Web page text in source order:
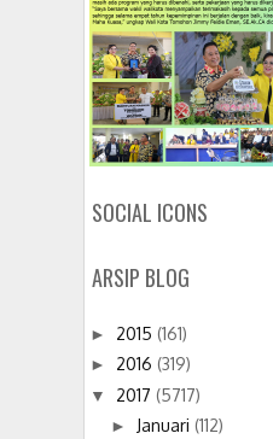
SOCIAL ICONS
ARSIP BLOG
► 2015 (161)
► 2016 (319)
▼ 2017 (5717)
► Januari (112)